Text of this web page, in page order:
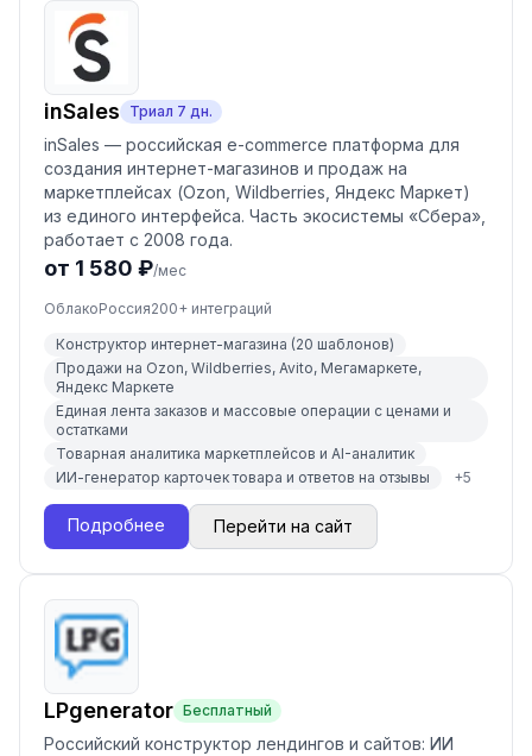
inSales Триал 7 дн.
inSales — российская e-commerce платформа для
создания интернет-магазинов и продаж на
маркетплейсах (Ozon, Wildberries, Яндекс Маркет)
из единого интерфейса. Часть экосистемы «Сбера»,
работает с 2008 года.
от 1 580 ₽/мес
ОблакоРоссия200+ интеграций
Конструктор интернет-магазина (20 шаблонов)
Продажи на Ozon, Wildberries, Avito, Мегамаркете,
Яндекс Маркете
Единая лента заказов и массовые операции с ценами и
остатками
Товарная аналитика маркетплейсов и AI-аналитик
ИИ-генератор карточек товара и ответов на отзывы
+5
Подробнее Перейти на сайт
LPgenerator Бесплатный
Российский конструктор лендингов и сайтов: ИИ